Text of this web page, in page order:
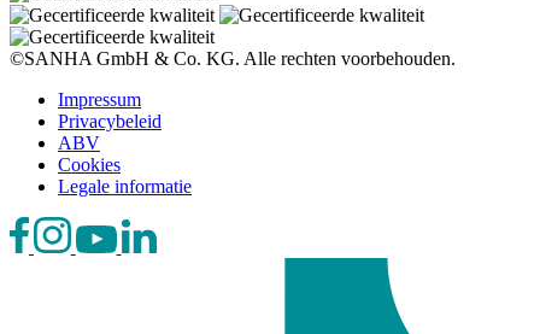
©SANHA GmbH & Co. KG. Alle rechten voorbehouden.
Impressum
Privacybeleid
ABV
Cookies
Legale informatie